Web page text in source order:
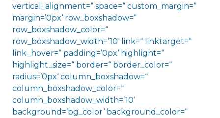
vertical_alignment=“ space=“ custom_margin=“
margin=’0px‘ row_boxshadow=“
row_boxshadow_color=“
row_boxshadow_width=’10‘ link=“ linktarget=“
link_hover=“ padding=’0px‘ highlight=“
highlight_size=“ border=“ border_color=“
radius=’0px‘ column_boxshadow=“
column_boxshadow_color=“
column_boxshadow_width=’10‘
background=’bg_color‘ background_color=“